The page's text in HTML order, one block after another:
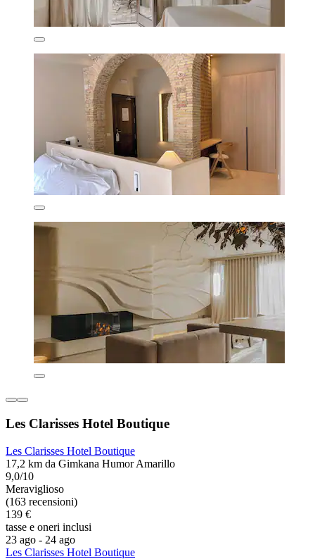
Les Clarisses Hotel Boutique
Les Clarisses Hotel Boutique
17,2 km da Gimkana Humor Amarillo
9,0/10
Meraviglioso
(163 recensioni)
139 €
tasse e oneri inclusi
23 ago - 24 ago
Les Clarisses Hotel Boutique